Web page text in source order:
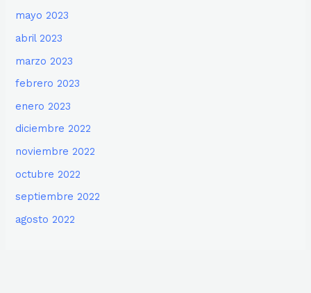
mayo 2023
abril 2023
marzo 2023
febrero 2023
enero 2023
diciembre 2022
noviembre 2022
octubre 2022
septiembre 2022
agosto 2022